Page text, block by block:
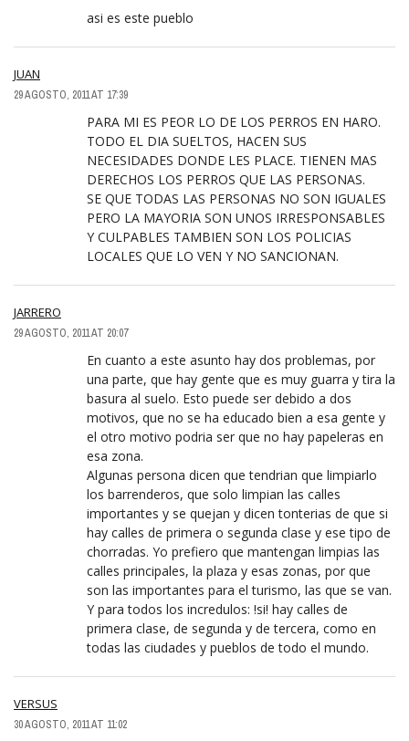
asi es este pueblo
JUAN
29 AGOSTO, 2011 AT 17:39
PARA MI ES PEOR LO DE LOS PERROS EN HARO.
TODO EL DIA SUELTOS, HACEN SUS
NECESIDADES DONDE LES PLACE. TIENEN MAS
DERECHOS LOS PERROS QUE LAS PERSONAS.
SE QUE TODAS LAS PERSONAS NO SON IGUALES
PERO LA MAYORIA SON UNOS IRRESPONSABLES
Y CULPABLES TAMBIEN SON LOS POLICIAS
LOCALES QUE LO VEN Y NO SANCIONAN.
JARRERO
29 AGOSTO, 2011 AT 20:07
En cuanto a este asunto hay dos problemas, por
una parte, que hay gente que es muy guarra y tira la
basura al suelo. Esto puede ser debido a dos
motivos, que no se ha educado bien a esa gente y
el otro motivo podria ser que no hay papeleras en
esa zona.
Algunas persona dicen que tendrian que limpiarlo
los barrenderos, que solo limpian las calles
importantes y se quejan y dicen tonterias de que si
hay calles de primera o segunda clase y ese tipo de
chorradas. Yo prefiero que mantengan limpias las
calles principales, la plaza y esas zonas, por que
son las importantes para el turismo, las que se van.
Y para todos los incredulos: !si! hay calles de
primera clase, de segunda y de tercera, como en
todas las ciudades y pueblos de todo el mundo.
VERSUS
30 AGOSTO, 2011 AT 11:02